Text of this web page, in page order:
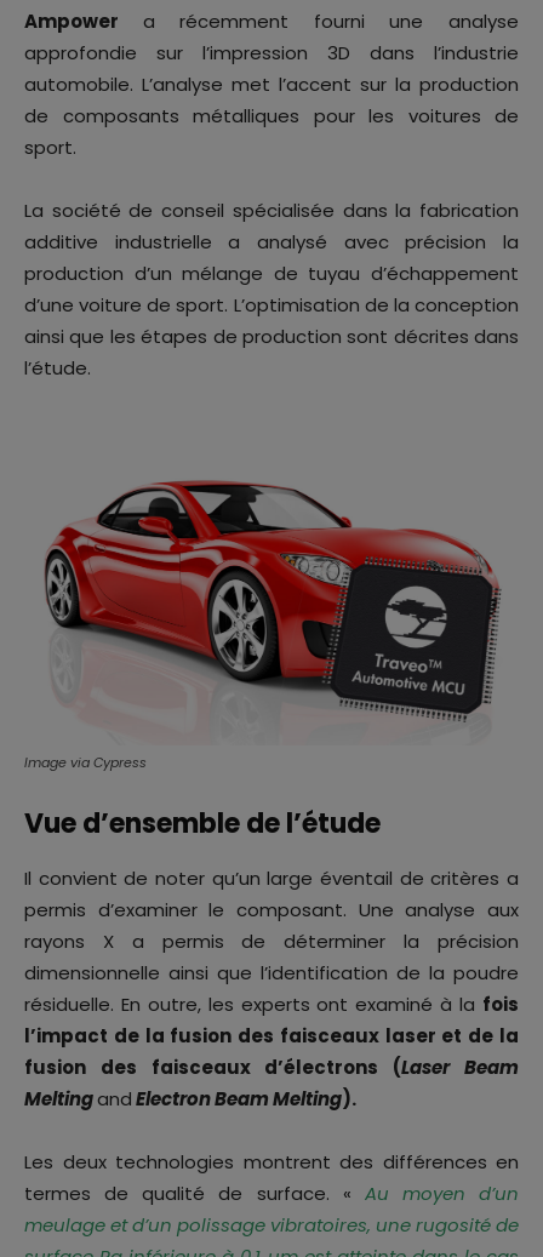
Ampower a récemment fourni une analyse
approfondie sur l’impression 3D dans l’industrie
automobile. L’analyse met l’accent sur la production
de composants métalliques pour les voitures de
sport.
La société de conseil spécialisée dans la fabrication
additive industrielle a analysé avec précision la
production d’un mélange de tuyau d’échappement
d’une voiture de sport. L’optimisation de la conception
ainsi que les étapes de production sont décrites dans
l’étude.
Image via Cypress
Vue d’ensemble de l’étude
Il convient de noter qu’un large éventail de critères a
permis d’examiner le composant. Une analyse aux
rayons X a permis de déterminer la précision
dimensionnelle ainsi que l’identification de la poudre
résiduelle. En outre, les experts ont examiné à la fois
l’impact de la fusion des faisceaux laser et de la
fusion des faisceaux d’électrons (Laser Beam
MeltingandElectron Beam Melting).
Les deux technologies montrent des différences en
termes de qualité de surface. « Au moyen d’un
meulage et d’un polissage vibratoires, une rugosité de